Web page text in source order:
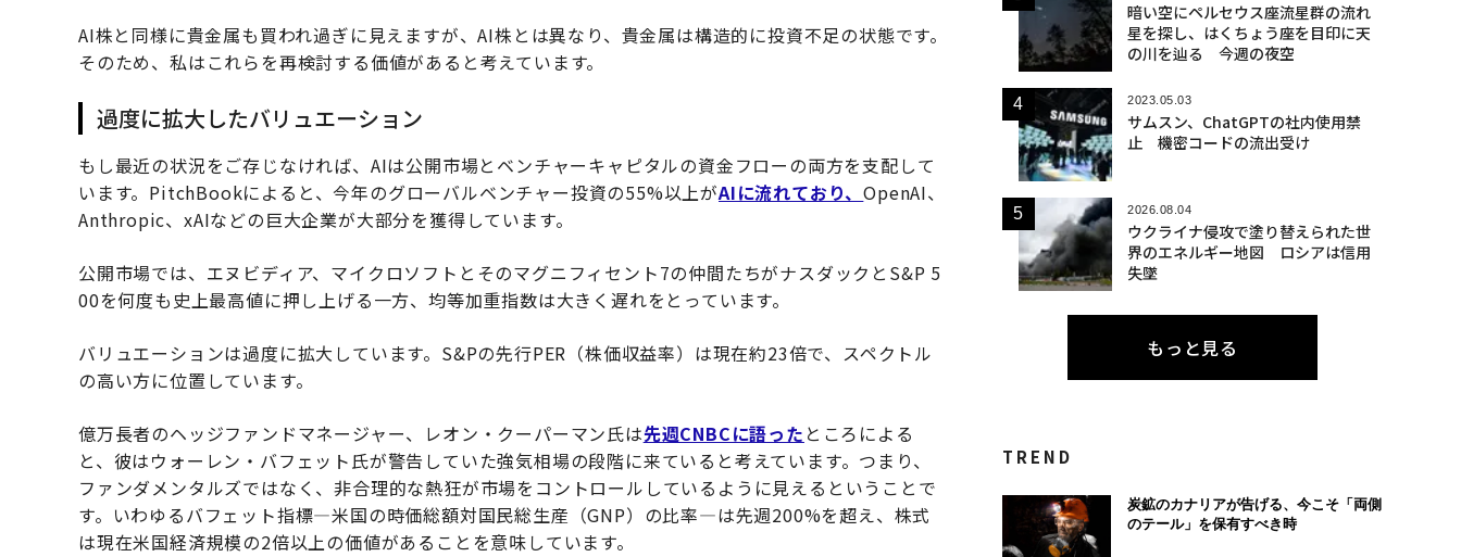
AI株と同様に貴金属も買われ過ぎに見えますが、AI株とは異なり、貴金属は構造的に投資不足の状態です。
そのため、私はこれらを再検討する価値があると考えています。
過度に拡大したバリュエーション
もし最近の状況をご存じなければ、AIは公開市場とベンチャーキャピタルの資金フローの両方を支配して
います。PitchBookによると、今年のグローバルベンチャー投資の55%以上がAIに流れており、OpenAI、
Anthropic、xAIなどの巨大企業が大部分を獲得しています。
公開市場では、エヌビディア、マイクロソフトとそのマグニフィセント7の仲間たちがナスダックとS&P 5
00を何度も史上最高値に押し上げる一方、均等加重指数は大きく遅れをとっています。
バリュエーションは過度に拡大しています。S&Pの先行PER（株価収益率）は現在約23倍で、スペクトル
の高い方に位置しています。
億万長者のヘッジファンドマネージャー、レオン・クーパーマン氏は先週CNBCに語った ところによる
と、彼はウォーレン・バフェット氏が警告していた強気相場の段階に来ていると考えています。つまり、
ファンダメンタルズではなく、非合理的な熱狂が市場をコントロールしているように見えるということで
す。いわゆるバフェット指標—米国の時価総額対国民総生産（GNP）の比率—は先週200%を超え、株式
は現在米国経済規模の2倍以上の価値があることを意味しています。
暗い空にペルセウス座流星群の流れ
星を探し、はくちょう座を目印に天
の川を辿る 今週の夜空
2023.05.03
サムスン、ChatGPTの社内使用禁
止 機密コードの流出受け
2026.08.04
ウクライナ侵攻で塗り替えられた世
界のエネルギー地図 ロシアは信用
失墜
もっと見る
TREND
炭鉱のカナリアが告げる、今こそ「両側
のテール」を保有すべき時